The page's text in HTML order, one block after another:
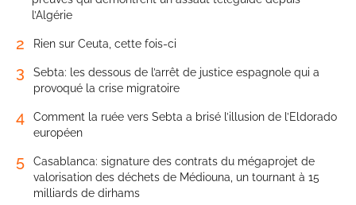
l’Algérie
2 Rien sur Ceuta, cette fois-ci
3
Sebta: les dessous de l’arrêt de justice espagnole qui a
provoqué la crise migratoire
4
Comment la ruée vers Sebta a brisé l’illusion de l’Eldorado
européen
5
Casablanca: signature des contrats du mégaprojet de
valorisation des déchets de Médiouna, un tournant à 15
milliards de dirhams